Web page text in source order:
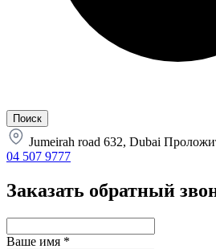
Jumeirah road 632, Dubai
04 507 9777
Заказать обратный
Ваше имя *